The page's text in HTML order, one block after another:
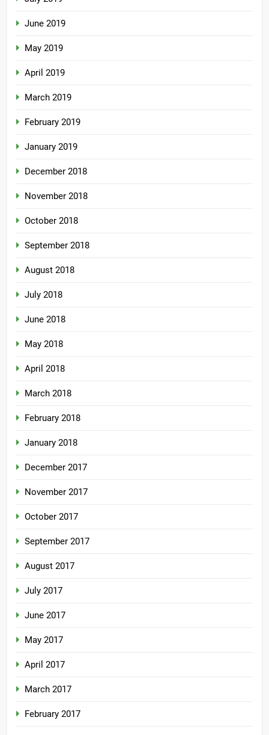
June 2019
May 2019
April 2019
March 2019
February 2019
January 2019
December 2018
November 2018
October 2018
September 2018
August 2018
July 2018
June 2018
May 2018
April 2018
March 2018
February 2018
January 2018
December 2017
November 2017
October 2017
September 2017
August 2017
July 2017
June 2017
May 2017
April 2017
March 2017
February 2017